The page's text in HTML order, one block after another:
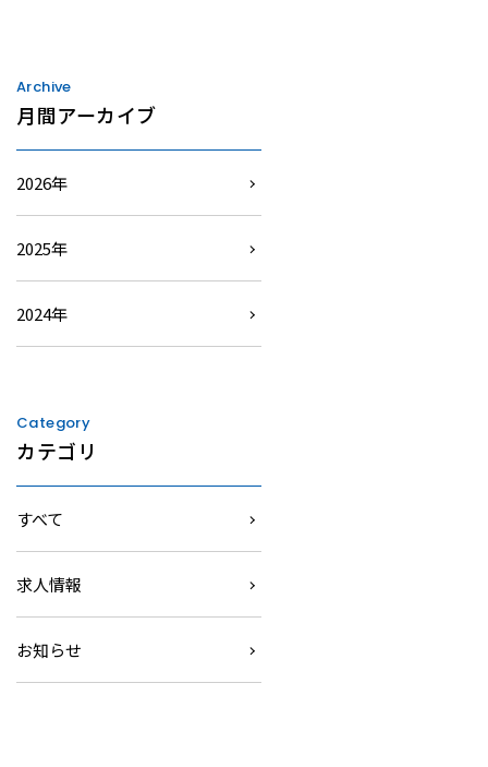
Archive
月間アーカイブ
2026年
2025年
2024年
Category
カテゴリ
すべて
求人情報
お知らせ